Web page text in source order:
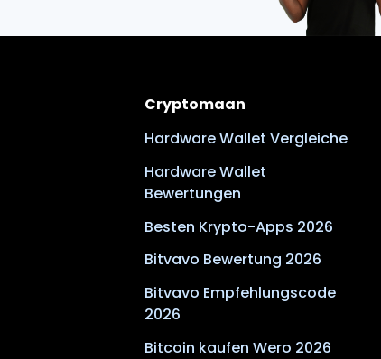
Cryptomaan
Hardware Wallet Vergleiche
Hardware Wallet
Bewertungen
Besten Krypto-Apps 2026
Bitvavo Bewertung 2026
Bitvavo Empfehlungscode
2026
Bitcoin kaufen Wero 2026